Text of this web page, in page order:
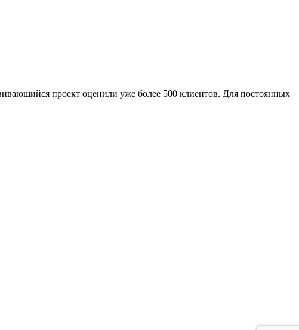
проект оценили уже более 500 клиентов. Для постоянных